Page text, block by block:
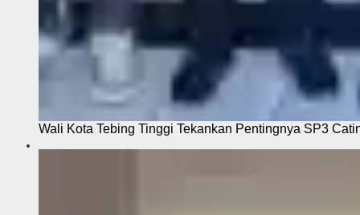
Wali Kota Tebing Tinggi Tekankan Pentingnya SP3